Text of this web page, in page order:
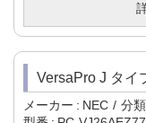
VersaPro J タイ
メーカー NEC 分類